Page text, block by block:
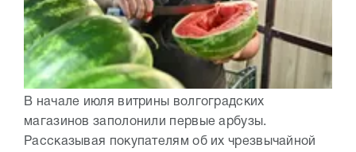
В начале июля витрины волгоградских
магазинов заполонили первые арбузы.
Рассказывая покупателям об их чрезвычайной